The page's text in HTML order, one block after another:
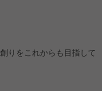
りをこれからも目指して